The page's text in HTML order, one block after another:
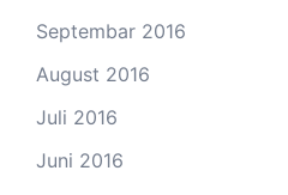
Septembar 2016
August 2016
Juli 2016
Juni 2016